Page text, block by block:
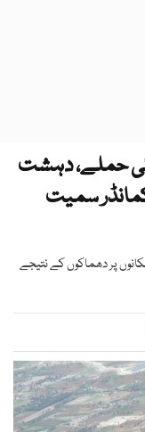
حملے، دہشت
کمانڈر سمیت
پر دھماکوں کے نتیجے